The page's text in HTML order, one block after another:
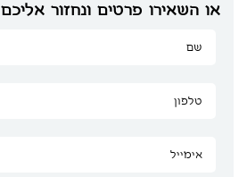
או השאירו פרטים ונחזור אליכם